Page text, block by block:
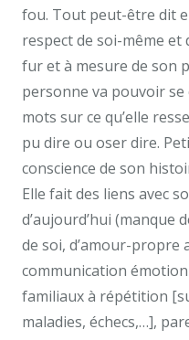
fou. Tout peut-être dit
respect de soi-même et
fur et à mesure de son
personne va pouvoir se
mots sur ce qu’elle
pu dire ou oser dire.
conscience de son
Elle fait des liens avec
d’aujourd’hui (manque
de soi, d’amour-propre
communication
familiaux à répétition
maladies, échecs,…],